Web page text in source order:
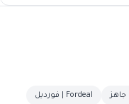
Fordeal | فورديل